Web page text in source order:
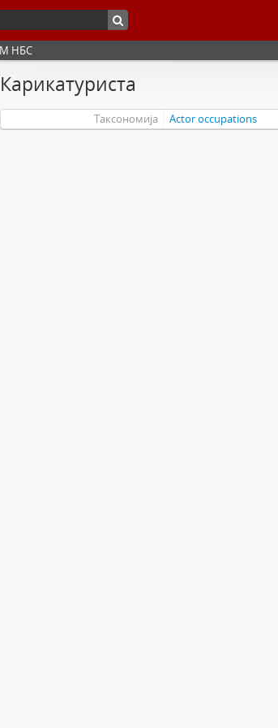
НБС
Карикатуриста
Таксономија Actor occupations